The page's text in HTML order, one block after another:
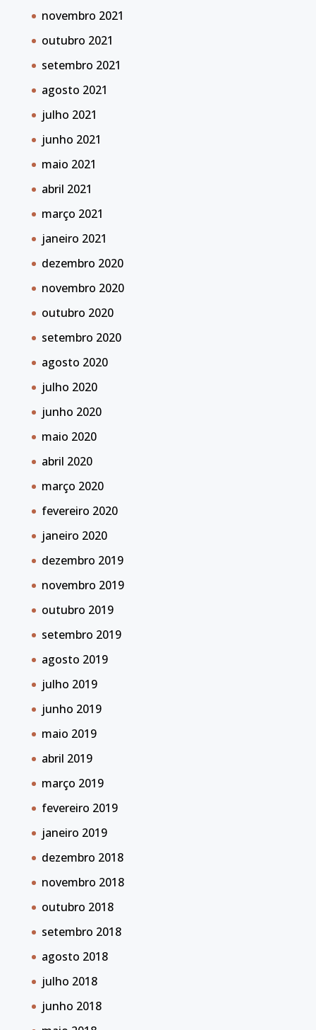
novembro 2021
outubro 2021
setembro 2021
agosto 2021
julho 2021
junho 2021
maio 2021
abril 2021
março 2021
janeiro 2021
dezembro 2020
novembro 2020
outubro 2020
setembro 2020
agosto 2020
julho 2020
junho 2020
maio 2020
abril 2020
março 2020
fevereiro 2020
janeiro 2020
dezembro 2019
novembro 2019
outubro 2019
setembro 2019
agosto 2019
julho 2019
junho 2019
maio 2019
abril 2019
março 2019
fevereiro 2019
janeiro 2019
dezembro 2018
novembro 2018
outubro 2018
setembro 2018
agosto 2018
julho 2018
junho 2018